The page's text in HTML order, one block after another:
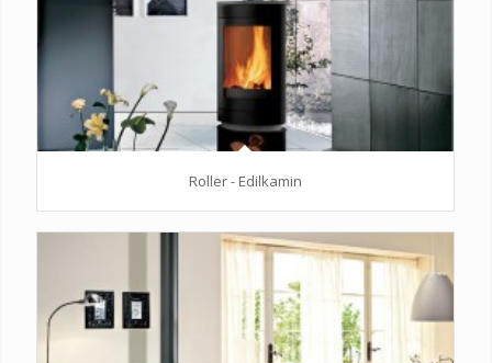
Roller - Edilkamin